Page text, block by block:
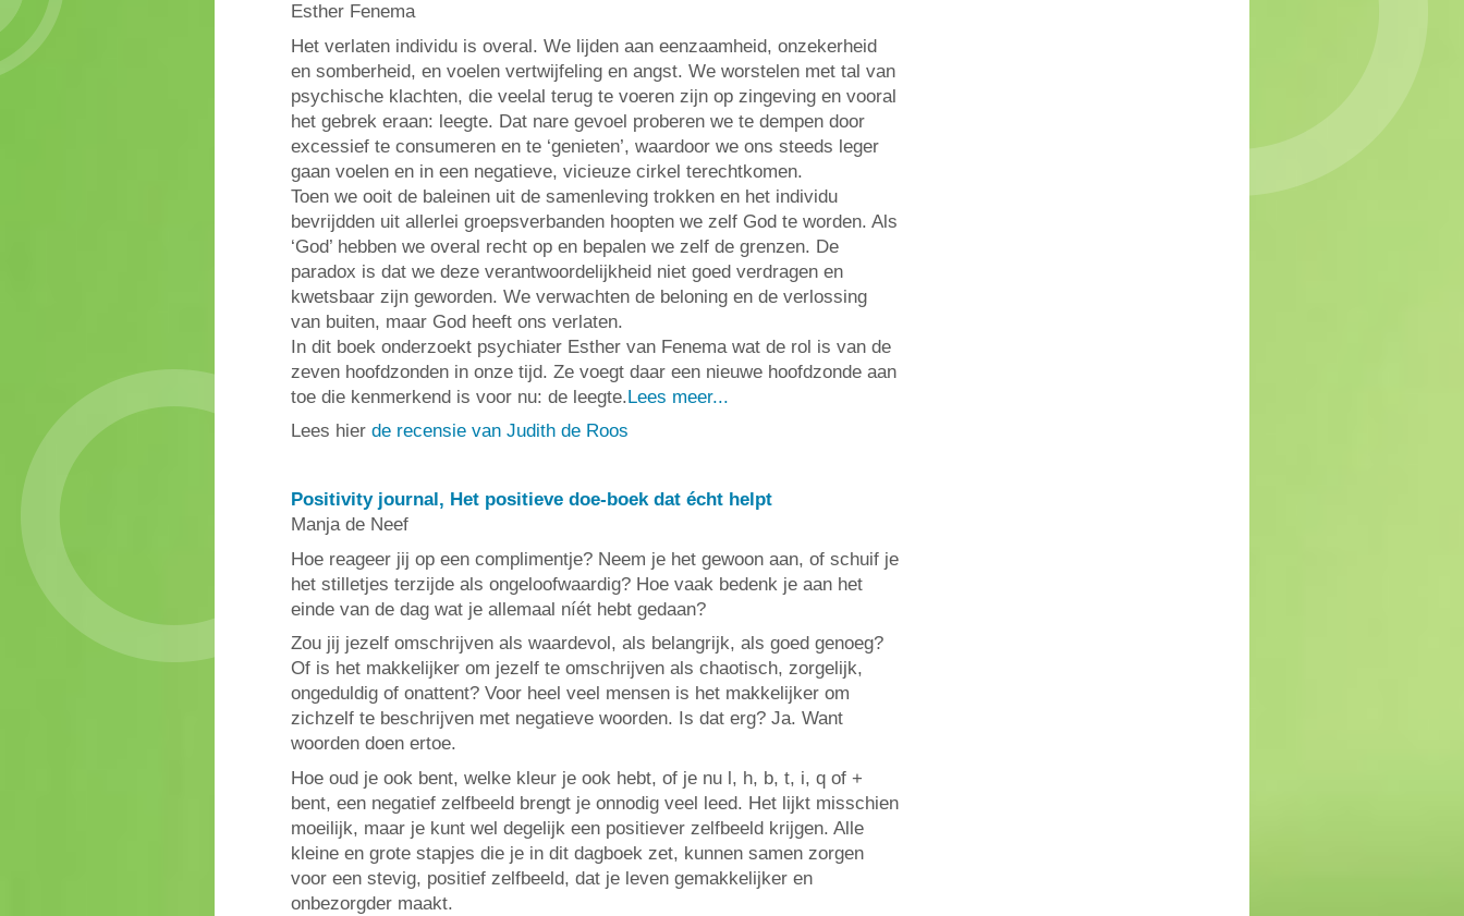
Esther Fenema
Het verlaten individu is overal. We lijden aan eenzaamheid, onzekerheid
en somberheid, en voelen vertwijfeling en angst. We worstelen met tal van
psychische klachten, die veelal terug te voeren zijn op zingeving en vooral
het gebrek eraan: leegte. Dat nare gevoel proberen we te dempen door
excessief te consumeren en te ‘genieten’, waardoor we ons steeds leger
gaan voelen en in een negatieve, vicieuze cirkel terechtkomen.
Toen we ooit de baleinen uit de samenleving trokken en het individu
bevrijdden uit allerlei groepsverbanden hoopten we zelf God te worden. Als
‘God’ hebben we overal recht op en bepalen we zelf de grenzen. De
paradox is dat we deze verantwoordelijkheid niet goed verdragen en
kwetsbaar zijn geworden. We verwachten de beloning en de verlossing
van buiten, maar God heeft ons verlaten.
In dit boek onderzoekt psychiater Esther van Fenema wat de rol is van de
zeven hoofdzonden in onze tijd. Ze voegt daar een nieuwe hoofdzonde aan
toe die kenmerkend is voor nu: de leegte.Lees meer...
Lees hier de recensie van Judith de Roos
Positivity journal, Het positieve doe-boek dat écht helpt
Manja de Neef
Hoe reageer jij op een complimentje? Neem je het gewoon aan, of schuif je
het stilletjes terzijde als ongeloofwaardig? Hoe vaak bedenk je aan het
einde van de dag wat je allemaal níét hebt gedaan?
Zou jij jezelf omschrijven als waardevol, als belangrijk, als goed genoeg?
Of is het makkelijker om jezelf te omschrijven als chaotisch, zorgelijk,
ongeduldig of onattent? Voor heel veel mensen is het makkelijker om
zichzelf te beschrijven met negatieve woorden. Is dat erg? Ja. Want
woorden doen ertoe.
Hoe oud je ook bent, welke kleur je ook hebt, of je nu l, h, b, t, i, q of +
bent, een negatief zelfbeeld brengt je onnodig veel leed. Het lijkt misschien
moeilijk, maar je kunt wel degelijk een positiever zelfbeeld krijgen. Alle
kleine en grote stapjes die je in dit dagboek zet, kunnen samen zorgen
voor een stevig, positief zelfbeeld, dat je leven gemakkelijker en
onbezorgder maakt.